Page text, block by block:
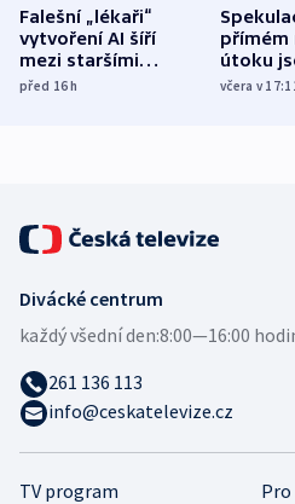
Falešní „lékaři“
vytvoření AI šíří
mezi staršími
Poláky nebezpečné
před 16h
přímém
útoku
míní
včera v
TV program
Pro
Divácké centrum
každý všední den:8:00—16:00
261 136 113
info@ceskatelevize.cz